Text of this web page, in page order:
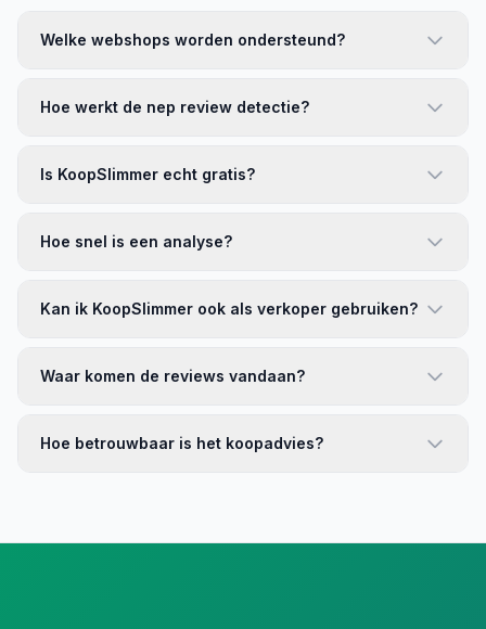
Welke webshops worden ondersteund?
Hoe werkt de nep review detectie?
Is KoopSlimmer echt gratis?
Hoe snel is een analyse?
Kan ik KoopSlimmer ook als verkoper gebruiken?
Waar komen de reviews vandaan?
Hoe betrouwbaar is het koopadvies?